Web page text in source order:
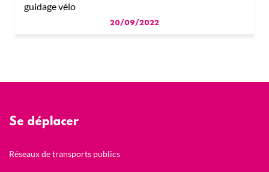
guidage vélo
20/09/2022
Se déplacer
Réseaux de transports publics